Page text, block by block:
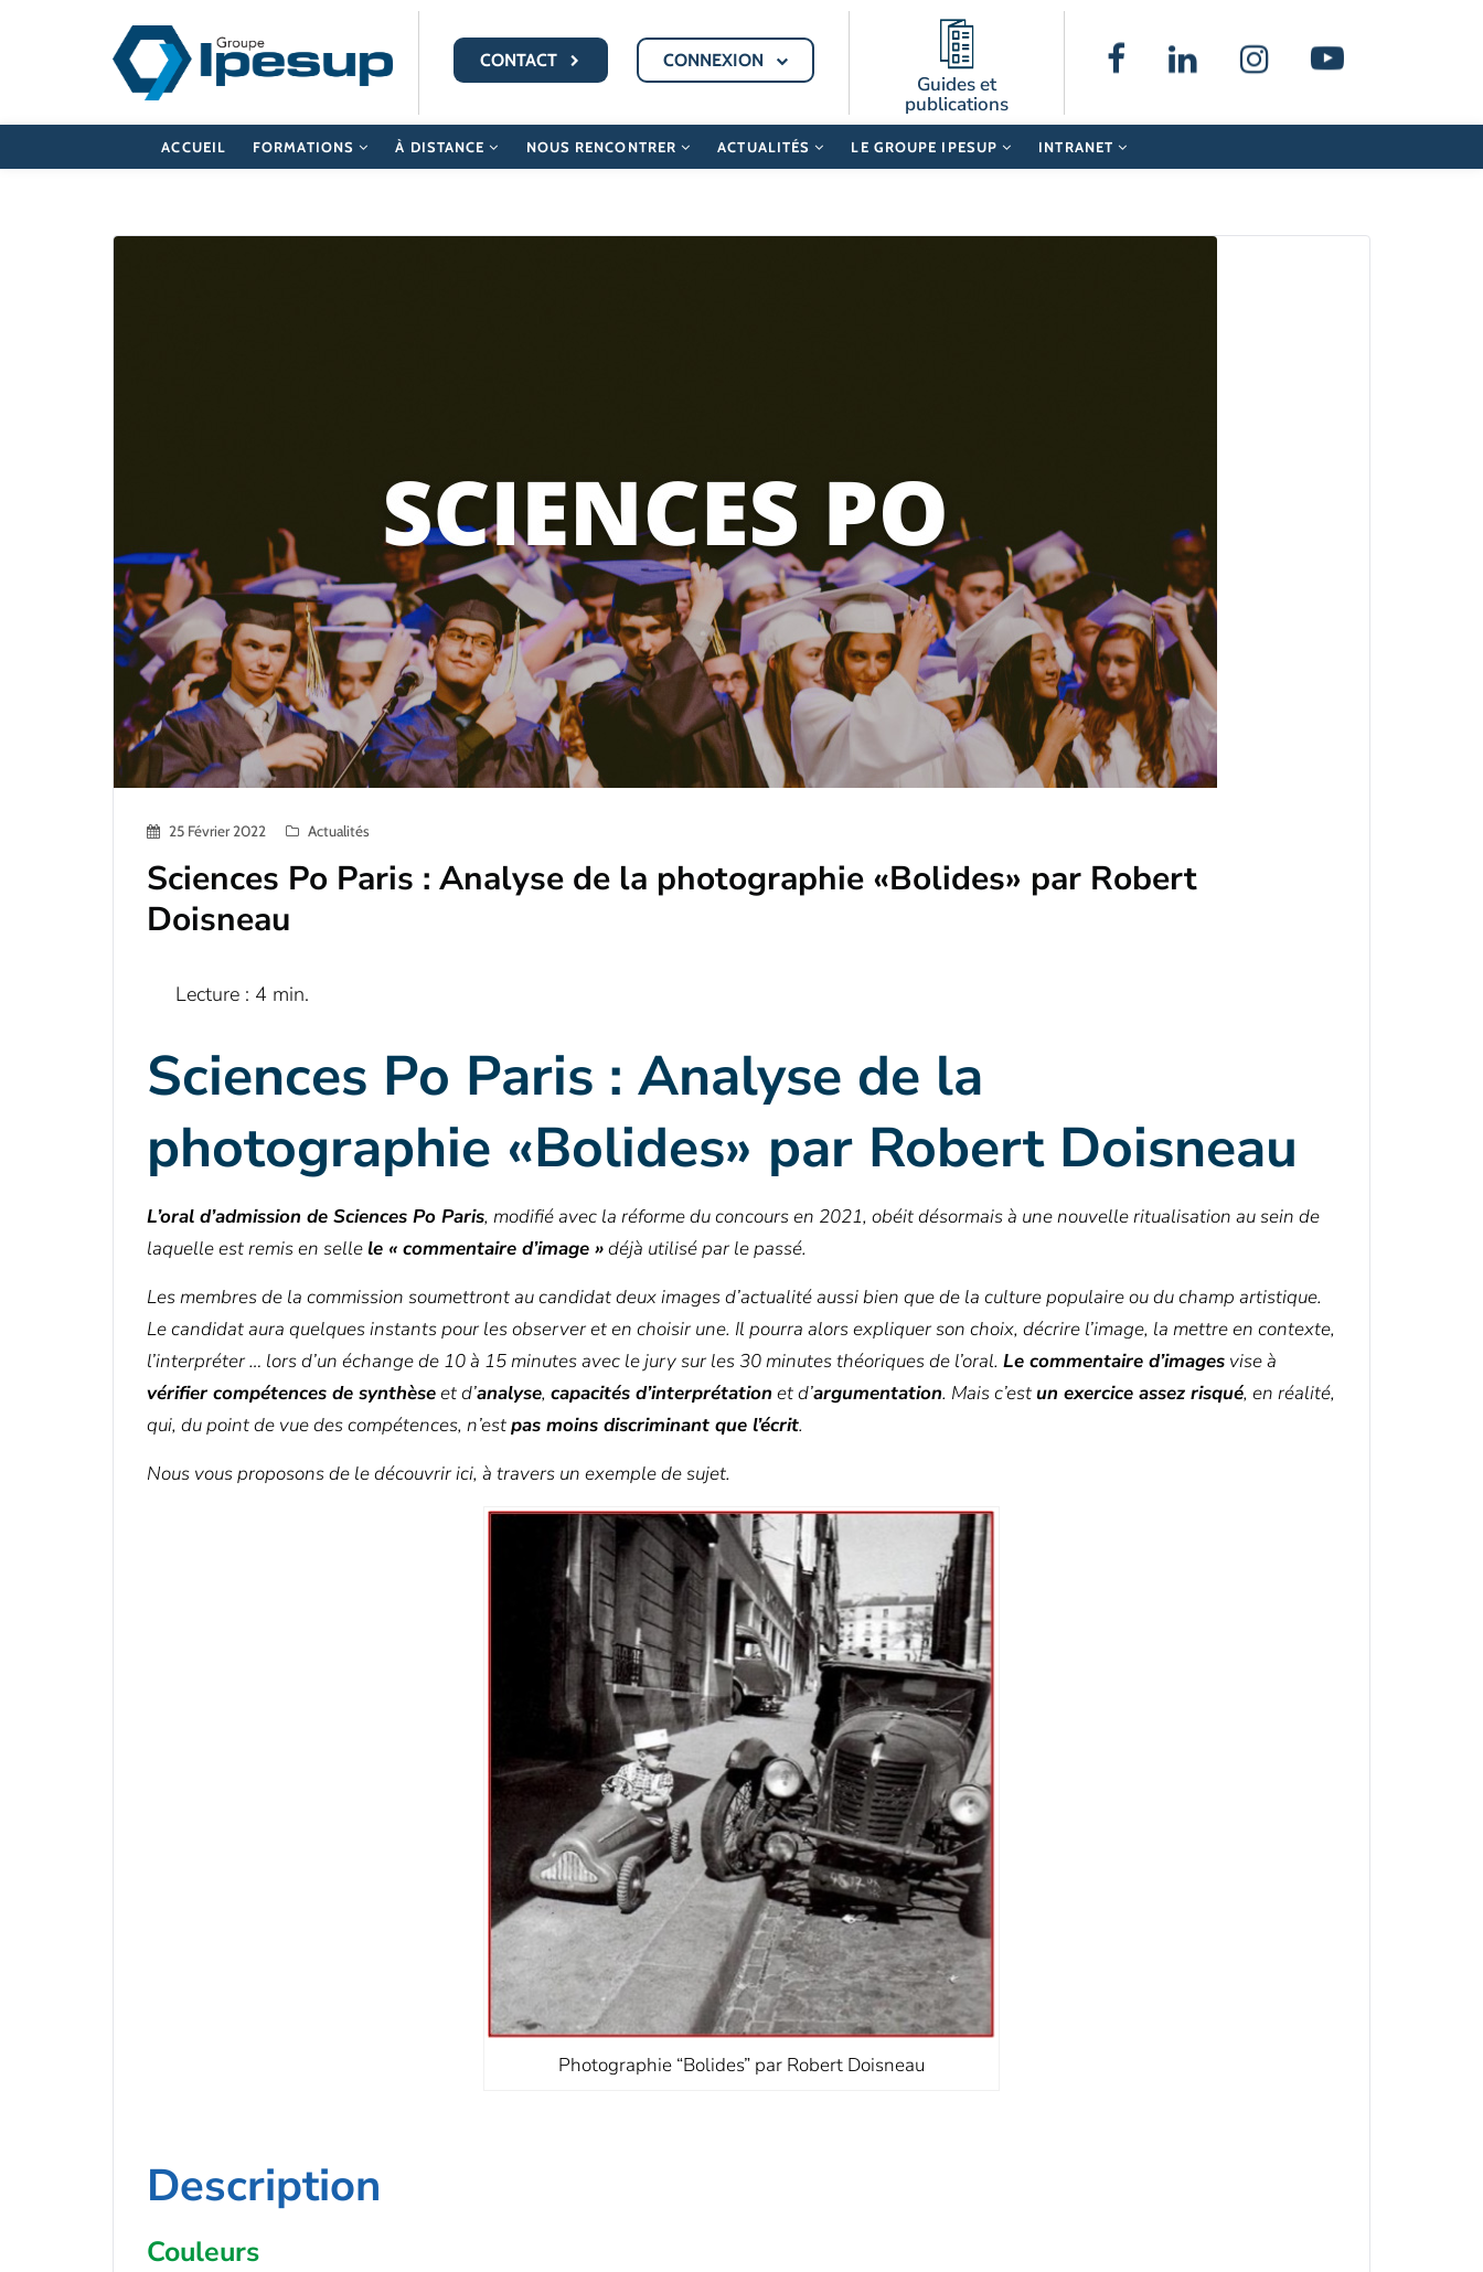
CONTACT CONNEXION
Guides et
publications
ACCUEIL FORMATIONS À DISTANCE NOUS RENCONTRER ACTUALITÉS LE GROUPE IPESUP INTRANET
25 Février 2022 Actualités
Sciences Po Paris : Analyse de la photographie «Bolides» par Robert
Doisneau
Sciences Po Paris : Analyse de la
photographie «Bolides» par Robert Doisneau
L’oral d’admission de Sciences Po Paris, modifié avec la réforme du concours en 2021, obéit désormais à une nouvelle ritualisation au sein de
laquelle est remis en selle le « commentaire d’image »déjà utilisé par le passé.
Les membres de la commission soumettront au candidat deux images d’actualité aussi bien que de la culture populaire ou du champ artistique.
Le candidat aura quelques instants pour les observer et en choisir une. Il pourra alors expliquer son choix, décrire l’image, la mettre en contexte,
l’interpréter … lors d’un échange de 10 à 15 minutes avec le jury sur les 30 minutes théoriques de l’oral. Le commentaire d’images vise à
vérifier compétences de synthèseet d’analyse, capacités d’interprétation et d’argumentation. Mais c’estun exercice assez risqué, en réalité,
qui, du point de vue des compétences, n’estpas moins discriminant que l’écrit.
Nous vous proposons de le découvrir ici, à travers un exemple de sujet.
Photographie “Bolides” par Robert Doisneau
Description
Couleurs